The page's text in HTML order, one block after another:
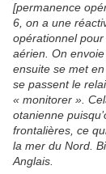
[permanence
6, on a une
opérationnel
aérien. On
ensuite se met
se passent le
« monitorer ».
otanienne
frontalières, ce
la mer du Nord.
Anglais.